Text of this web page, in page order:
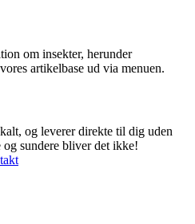
om insekter, herunder
artikelbase ud via menuen.
og leverer direkte til dig uden
sundere bliver det ikke!